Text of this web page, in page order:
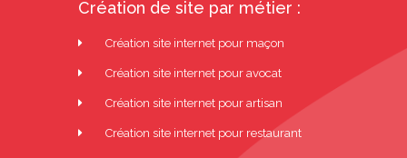
Création de site par métier :
Création site internet pour maçon
Création site internet pour avocat
Création site internet pour artisan
Création site internet pour restaurant